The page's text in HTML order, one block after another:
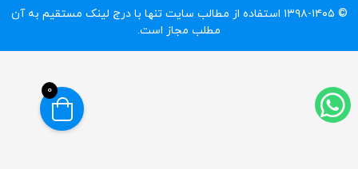
© ۱۳۹۸-۱۴۰۵ استفاده از مطالب سایت تنها با درج لینک مستقیم به آن
مطلب مجاز است.‌
0